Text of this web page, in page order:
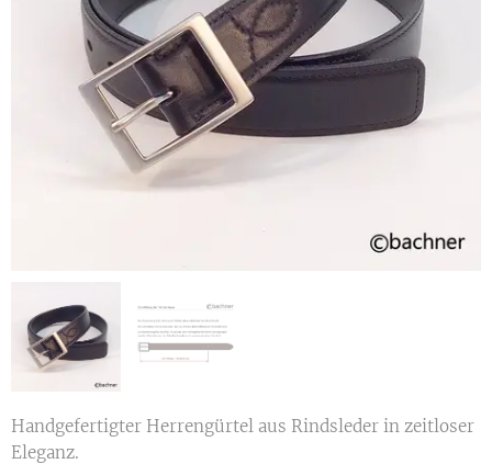
Handgefertigter Herrengürtel aus Rindsleder in zeitloser
Eleganz.